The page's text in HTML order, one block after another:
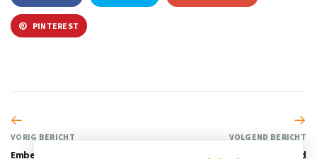
PINTEREST
VORIG BERICHT
Embedded Fitness
VOLGEND BERICHT
Emergomed